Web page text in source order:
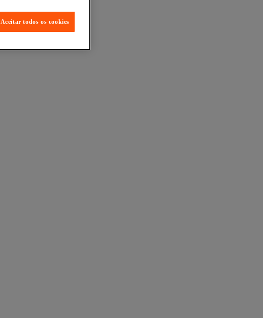
Aceitar todos os cookies